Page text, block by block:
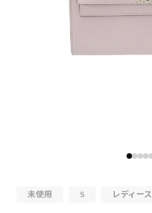
未使用 S レディース